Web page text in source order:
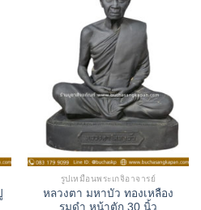
รูปเหมือนพระเกจิอาจารย์
หลวงตา มหาบัว ทองเหลือง
รมดำ หน้าตัก 30 นิ้ว